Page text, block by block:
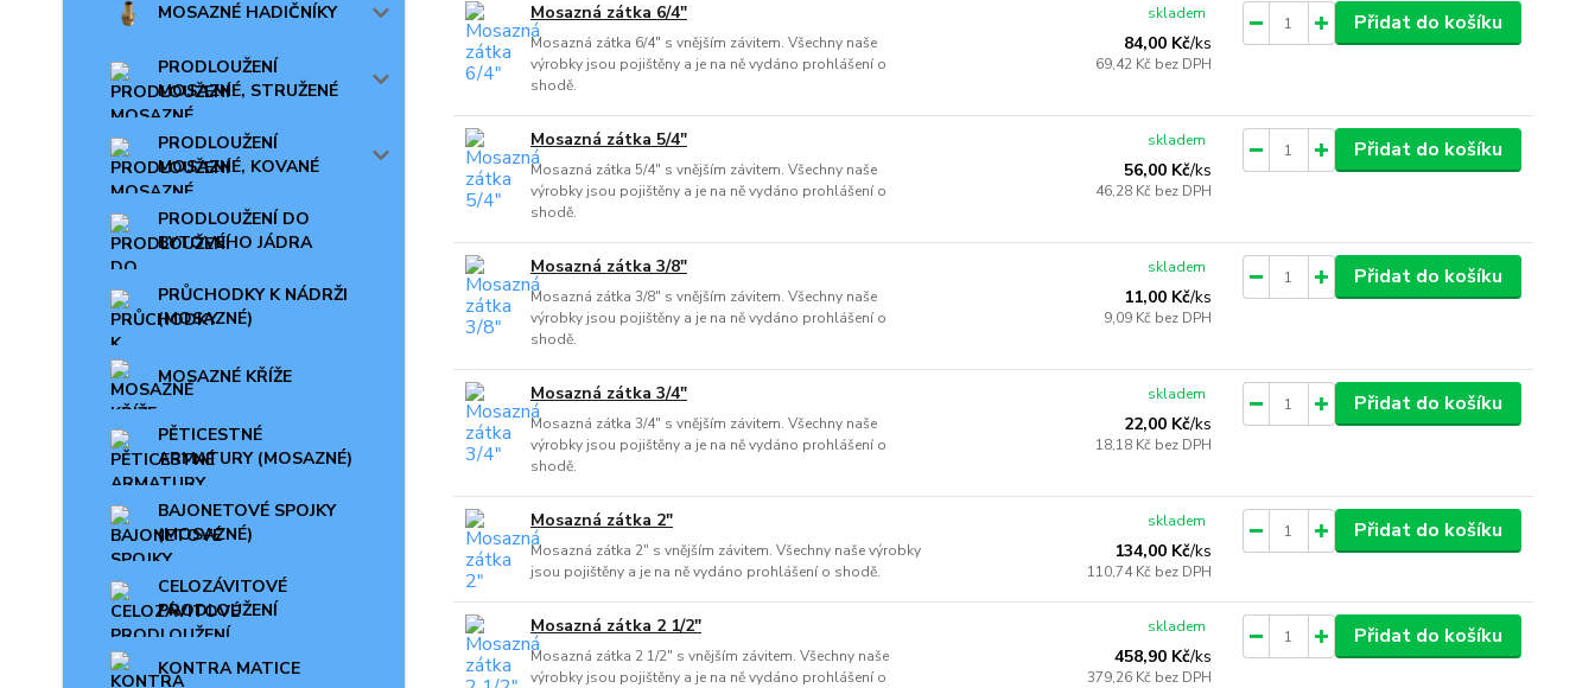
MOSAZNÉ HADIČNÍKY
PRODLOUŽENÍ
MOSAZNÉ, STRUŽENÉ
PRODLOUŽENÍ
MOSAZNÉ, KOVANÉ
PRODLOUŽENÍ DO
BYTOVÉHO JÁDRA
PRŮCHODKY K NÁDRŽI
(MOSAZNÉ)
MOSAZNÉ KŘÍŽE
PĚTICESTNÉ
ARMATURY (MOSAZNÉ)
BAJONETOVÉ SPOJKY
(MOSAZNÉ)
CELOZÁVITOVÉ
PRODLOUŽENÍ
KONTRA MATICE
Mosazná zátka 6/4"
Mosazná zátka 6/4" s vnějším závitem. Všechny naše
výrobky jsou pojištěny a je na ně vydáno prohlášení o
shodě.
84,00 Kč/ks
69,42 Kč bez DPH
skladem Přidat do košíku
Mosazná zátka 5/4"
Mosazná zátka 5/4" s vnějším závitem. Všechny naše
výrobky jsou pojištěny a je na ně vydáno prohlášení o
shodě.
56,00 Kč/ks
46,28 Kč bez DPH
skladem Přidat do košíku
Mosazná zátka 3/8"
Mosazná zátka 3/8" s vnějším závitem. Všechny naše
výrobky jsou pojištěny a je na ně vydáno prohlášení o
shodě.
11,00 Kč/ks
9,09 Kč bez DPH
skladem Přidat do košíku
Mosazná zátka 3/4"
Mosazná zátka 3/4" s vnějším závitem. Všechny naše
výrobky jsou pojištěny a je na ně vydáno prohlášení o
shodě.
22,00 Kč/ks
18,18 Kč bez DPH
skladem Přidat do košíku
Mosazná zátka 2"
Mosazná zátka 2" s vnějším závitem. Všechny naše výrobky
jsou pojištěny a je na ně vydáno prohlášení o shodě.
134,00 Kč/ks
110,74 Kč bez DPH
skladem Přidat do košíku
Mosazná zátka 2 1/2"
Mosazná zátka 2 1/2" s vnějším závitem. Všechny naše
výrobky jsou pojištěny a je na ně vydáno prohlášení o
458,90 Kč/ks
379,26 Kč bez DPH
skladem Přidat do košíku